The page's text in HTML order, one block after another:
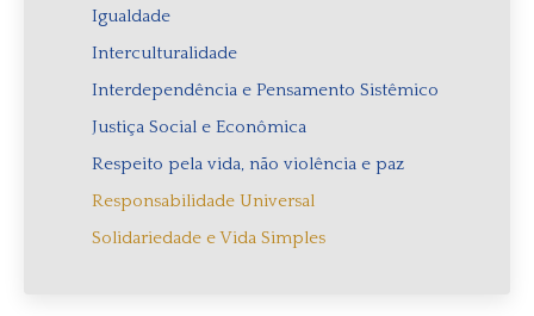
Igualdade
Interculturalidade
Interdependência e Pensamento Sistêmico
Justiça Social e Econômica
Respeito pela vida, não violência e paz
Responsabilidade Universal
Solidariedade e Vida Simples